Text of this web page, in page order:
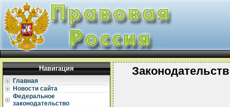
Навигация
Главная
Новости сайта
Федеральное
законодательство